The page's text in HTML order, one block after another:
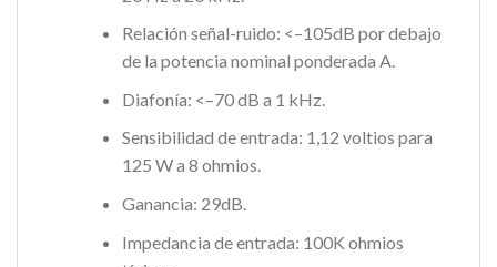
Relación señal-ruido: <–105dB por debajo
de la potencia nominal ponderada A.
Diafonía: <–70 dB a 1 kHz.
Sensibilidad de entrada: 1,12 voltios para
125 W a 8 ohmios.
Ganancia: 29dB.
Impedancia de entrada: 100K ohmios